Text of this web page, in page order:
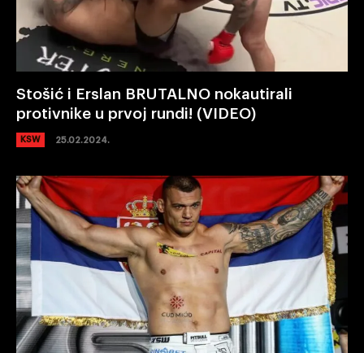
Stošić i Erslan BRUTALNO nokautirali
protivnike u prvoj rundi! (VIDEO)
KSW 25.02.2024.